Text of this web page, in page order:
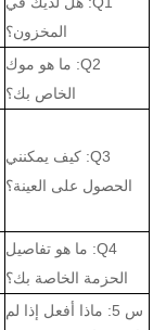
المخزون؟
Q2: ما هو موك
الخاص بك؟
Q3: كيف يمكنني
الحصول على العينة؟
Q4: ما هو تفاصيل
الحزمة الخاصة بك؟
س 5: ماذا أفعل إذا لم